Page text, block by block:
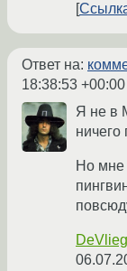
Ответ на:
18:38:53 +00:00
Я не в
ничего
Но мне